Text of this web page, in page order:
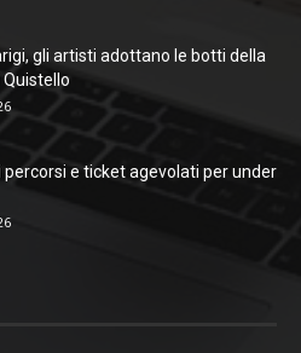
gli artisti adottano le botti della
percorsi e ticket agevolati per under